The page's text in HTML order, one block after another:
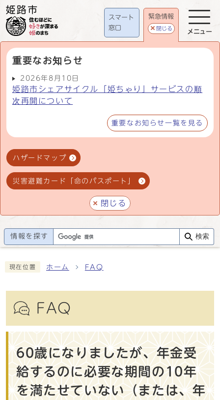
スマート
窓口
緊急情報
閉じる
重要なお知らせ
2026年8月10日
姫路市シェアサイクル「姫ちゃり」サービスの順
次再開について
重要なお知らせ一覧を見る
ハザードマップ
災害避難カード「命のパスポート」
閉じる
メニュー
情報を探す 検索
現在位置 ホーム FAQ
FAQ
60歳になりましたが、年金受
給するのに必要な期間の10年
を満たせていない（または、年